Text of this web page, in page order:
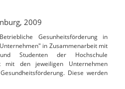
2009
Gesunheitsförderung in
in Zusammenarbeit mit
Studenten der Hochschule
mit den jeweiligen Unternehmen
Diese werden